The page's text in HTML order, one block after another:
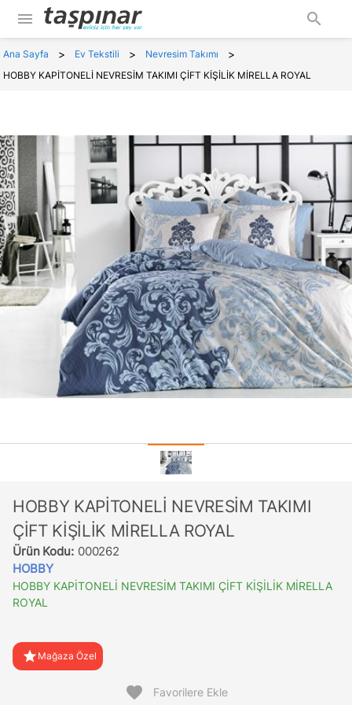
menu search
Ana Sayfa > Ev Tekstili > Nevresim Takımı >
HOBBY KAPİTONELİ NEVRESİM TAKIMI ÇİFT KİŞİLİK MİRELLA ROYAL
HOBBY KAPİTONELİ NEVRESİM TAKIMI
ÇİFT KİŞİLİK MİRELLA ROYAL
Ürün Kodu: 000262
HOBBY
HOBBY KAPİTONELİ NEVRESİM TAKIMI ÇİFT KİŞİLİK MİRELLA
ROYAL
star Mağaza Özel
favorite Favorilere Ekle